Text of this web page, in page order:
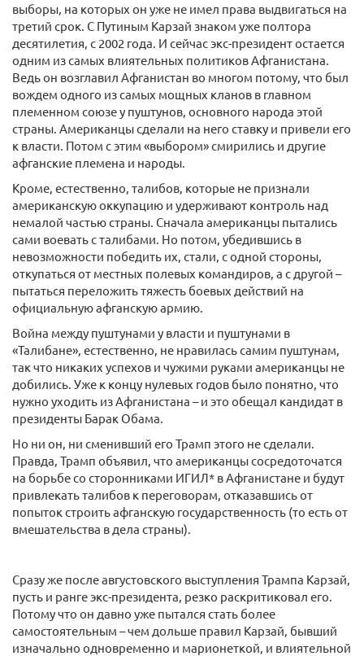
выборы, на которых он уже не имел права выдвигаться на
третий срок. С Путиным Карзай знаком уже полтора
десятилетия, с 2002 года. И сейчас экс-президент остается
одним из самых влиятельных политиков Афганистана.
Ведь он возглавил Афганистан во многом потому, что был
вождем одного из самых мощных кланов в главном
племенном союзе у пуштунов, основного народа этой
страны. Американцы сделали на него ставку и привели его
к власти. Потом с этим «выбором» смирились и другие
афганские племена и народы.
Кроме, естественно, талибов, которые не признали
американскую оккупацию и удерживают контроль над
немалой частью страны. Сначала американцы пытались
сами воевать с талибами. Но потом, убедившись в
невозможности победить их, стали, с одной стороны,
откупаться от местных полевых командиров, а с другой –
пытаться переложить тяжесть боевых действий на
официальную афганскую армию.
Война между пуштунами у власти и пуштунами в
«Талибане», естественно, не нравилась самим пуштунам,
так что никаких успехов и чужими руками американцы не
добились. Уже к концу нулевых годов было понятно, что
нужно уходить из Афганистана – и это обещал кандидат в
президенты Барак Обама.
Но ни он, ни сменивший его Трамп этого не сделали.
Правда, Трамп объявил, что американцы сосредоточатся
на борьбе со сторонниками ИГИЛ* в Афганистане и будут
привлекать талибов к переговорам, отказавшись от
попыток строить афганскую государственность (то есть от
вмешательства в дела страны).
Сразу же после августовского выступления Трампа Карзай,
пусть и ранге экс-президента, резко раскритиковал его.
Потому что он давно уже пытался стать более
самостоятельным – чем дольше правил Карзай, бывший
изначально одновременно и марионеткой, и влиятельной